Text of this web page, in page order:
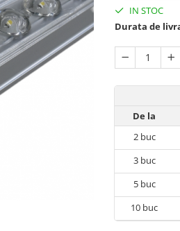
IN STOC
Durata de
De la
2buc
3buc
5buc
10 buc